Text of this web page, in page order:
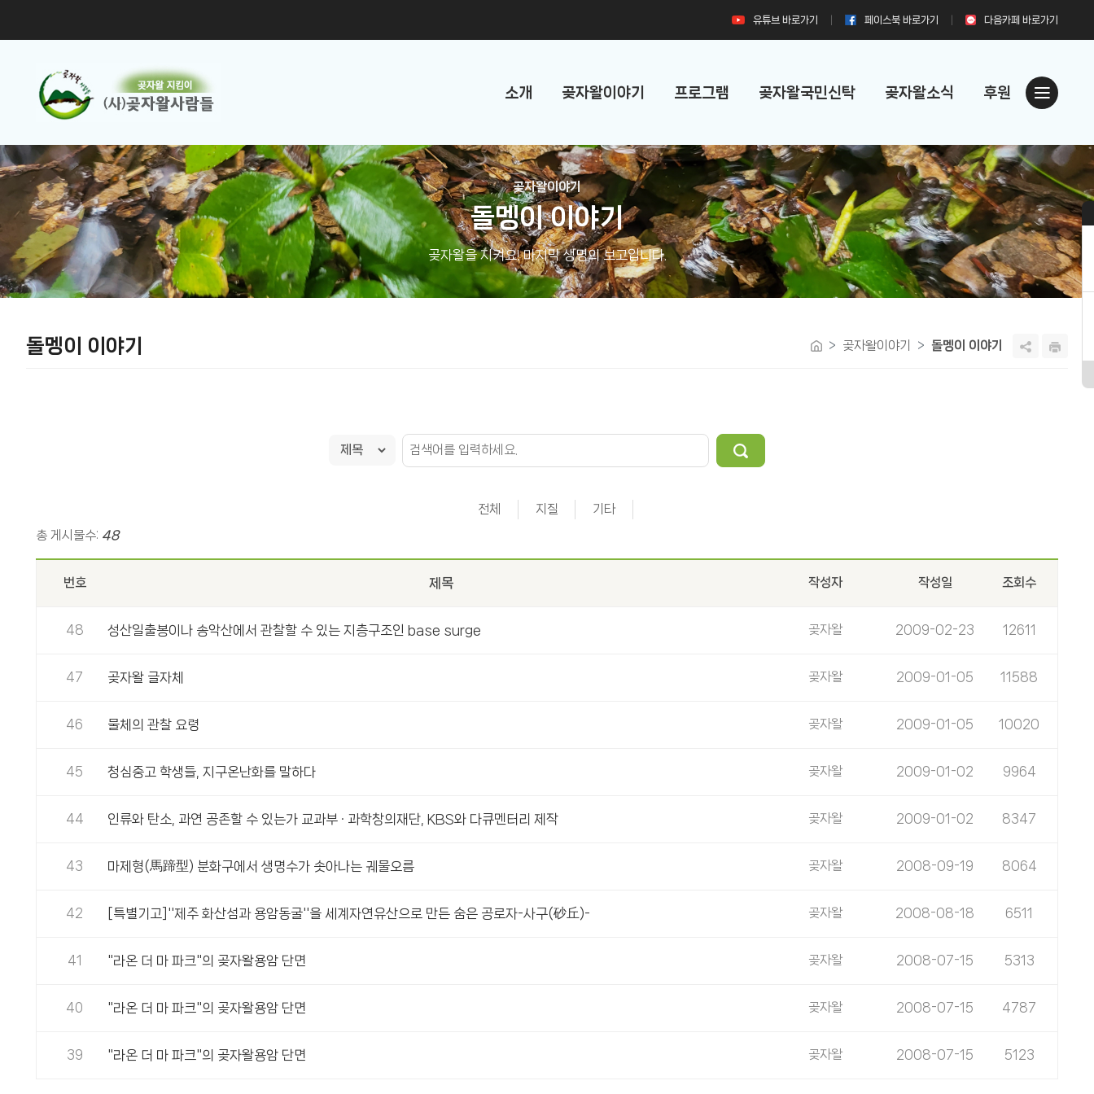
유튜브 바로가기 페이스북 바로가기 다음카페 바로가기
소개 곶자왈이야기 프로그램 곶자왈국민신탁 곶자왈소식 후원
곶자왈이야기
돌멩이 이야기
곶자왈을 지켜요! 마지막 생명의 보고입니다.
돌멩이 이야기 곶자왈이야기 돌멩이 이야기
전체 지질
기타
총 게시물수: 48
번호 제목 작성자 작성일 조회수
48 성산일출봉이나 송악산에서 관찰할 수 있는 지층구조인 base surge 곶자왈 2009-02-23 12611
47 곶자왈 글자체 곶자왈 2009-01-05 11588
46 물체의 관찰 요령 곶자왈 2009-01-05 10020
45 청심중고 학생들, 지구온난화를 말하다 곶자왈 2009-01-02 9964
44 인류와 탄소, 과연 공존할 수 있는가 교과부 · 과학창의재단, KBS와 다큐멘터리 제작 곶자왈 2009-01-02 8347
43 마제형(馬蹄型) 분화구에서 생명수가 솟아나는 궤물오름 곶자왈 2008-09-19 8064
42 [특별기고]''제주 화산섬과 용암동굴''을 세계자연유산으로 만든 숨은 공로자-사구(砂丘)- 곶자왈 2008-08-18 6511
41 "라온 더 마 파크"의 곶자왈용암 단면 곶자왈 2008-07-15 5313
40 "라온 더 마 파크"의 곶자왈용암 단면 곶자왈 2008-07-15 4787
39 "라온 더 마 파크"의 곶자왈용암 단면 곶자왈 2008-07-15 5123